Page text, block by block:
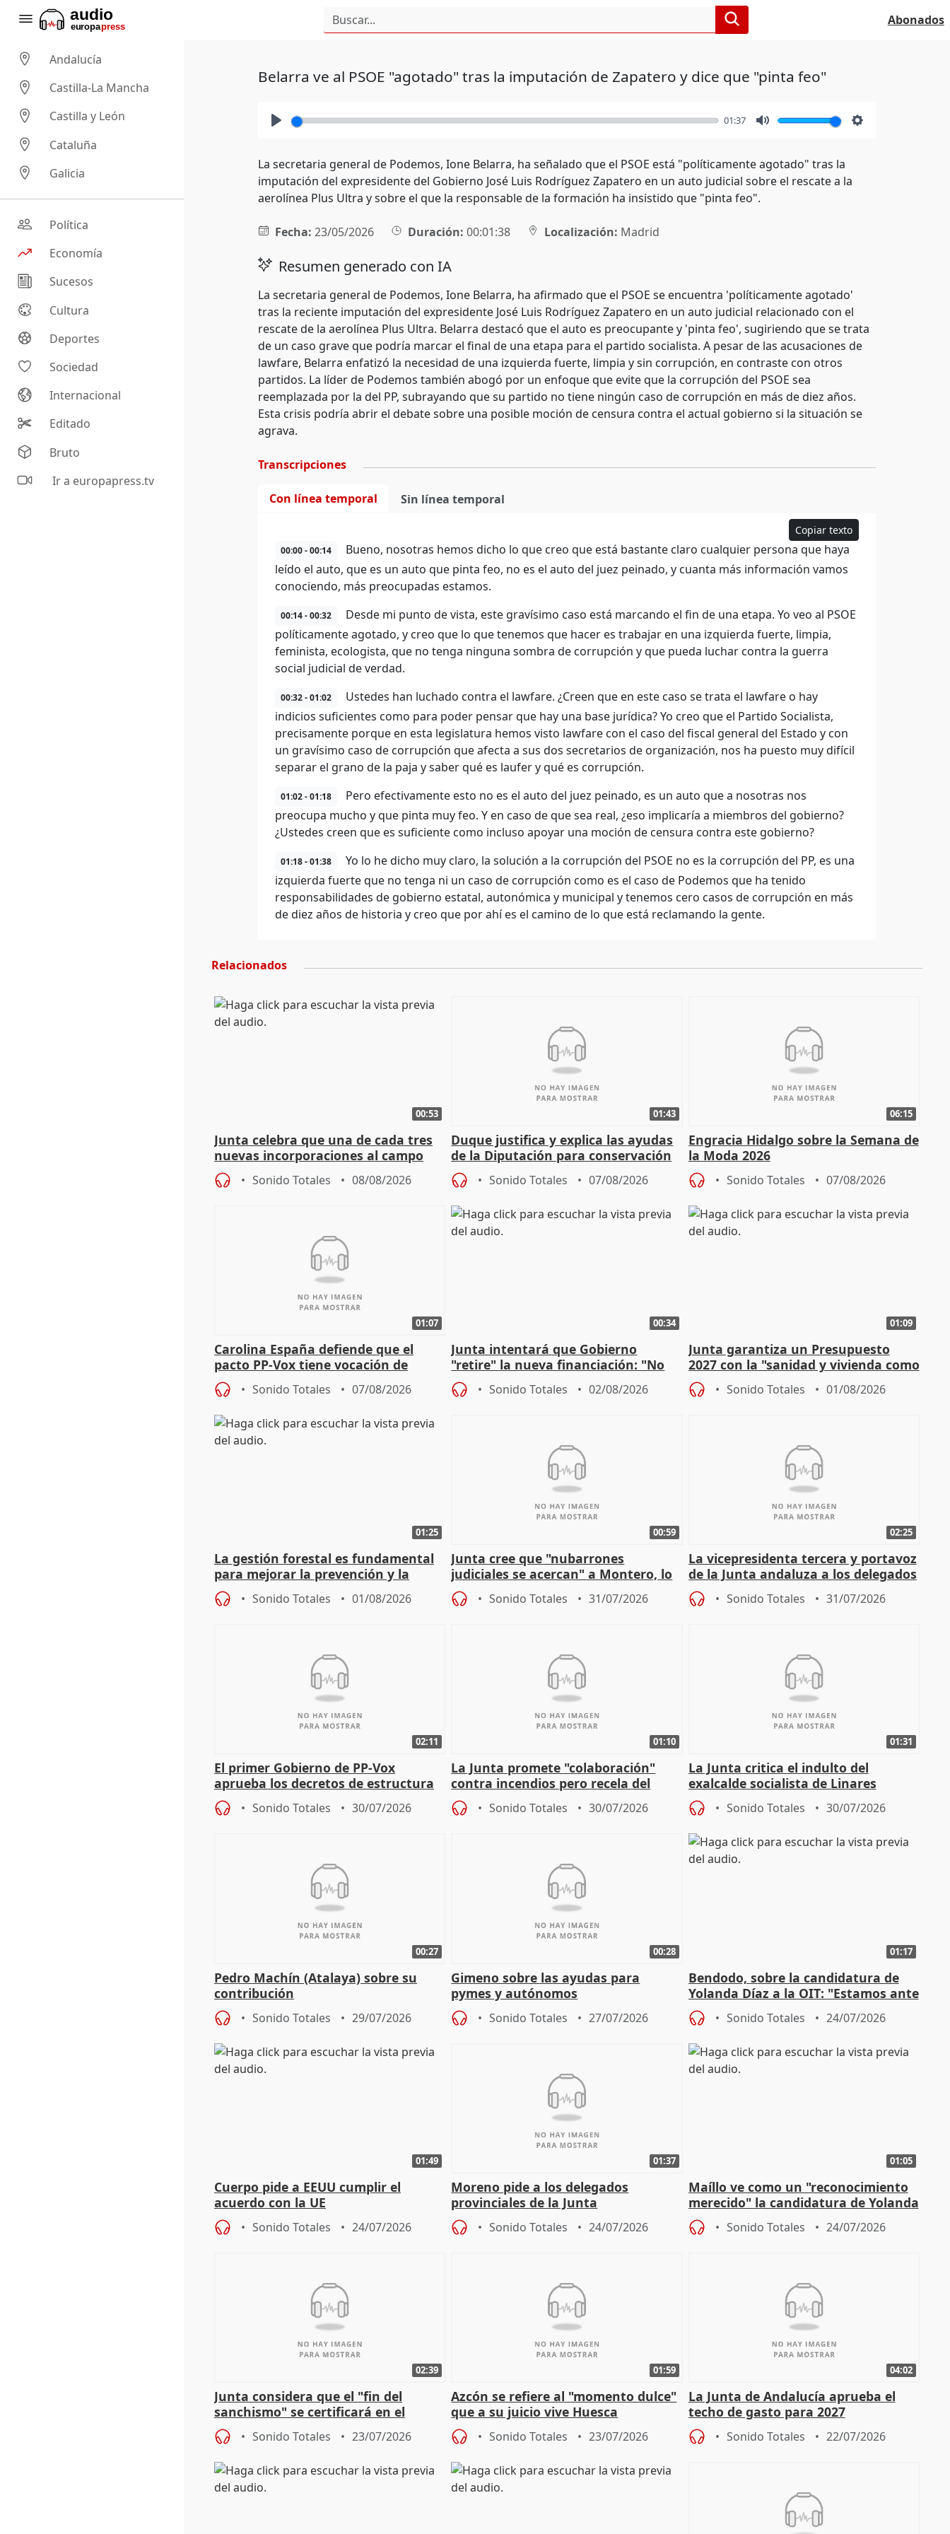
Abonados
Andalucía
Castilla-La Mancha
Castilla y León
Cataluña
Galicia
Política
Economía
Sucesos
Cultura
Deportes
Sociedad
Internacional
Editado
Bruto
Ir a europapress.tv
Belarra ve al PSOE "agotado" tras la imputación de Zapatero y dice que "pinta feo"
01:37
La secretaria general de Podemos, Ione Belarra, ha señalado que el PSOE está "políticamente agotado" tras la
imputación del expresidente del Gobierno José Luis Rodríguez Zapatero en un auto judicial sobre el rescate a la
aerolínea Plus Ultra y sobre el que la responsable de la formación ha insistido que "pinta feo".
Fecha: 23/05/2026 Duración: 00:01:38 Localización: Madrid
Resumen generado con IA
La secretaria general de Podemos, Ione Belarra, ha afirmado que el PSOE se encuentra 'políticamente agotado'
tras la reciente imputación del expresidente José Luis Rodríguez Zapatero en un auto judicial relacionado con el
rescate de la aerolínea Plus Ultra. Belarra destacó que el auto es preocupante y 'pinta feo', sugiriendo que se trata
de un caso grave que podría marcar el final de una etapa para el partido socialista. A pesar de las acusaciones de
lawfare, Belarra enfatizó la necesidad de una izquierda fuerte, limpia y sin corrupción, en contraste con otros
partidos. La líder de Podemos también abogó por un enfoque que evite que la corrupción del PSOE sea
reemplazada por la del PP, subrayando que su partido no tiene ningún caso de corrupción en más de diez años.
Esta crisis podría abrir el debate sobre una posible moción de censura contra el actual gobierno si la situación se
agrava.
Transcripciones
Con línea temporal Sin línea temporal
Copiar texto
00:00 - 00:14
Bueno, nosotras hemos dicho lo que creo que está bastante claro cualquier persona que haya
leído el auto, que es un auto que pinta feo, no es el auto del juez peinado, y cuanta más información vamos
conociendo, más preocupadas estamos.
00:14 - 00:32
Desde mi punto de vista, este gravísimo caso está marcando el fin de una etapa. Yo veo al PSOE
políticamente agotado, y creo que lo que tenemos que hacer es trabajar en una izquierda fuerte, limpia,
feminista, ecologista, que no tenga ninguna sombra de corrupción y que pueda luchar contra la guerra
social judicial de verdad.
00:32 - 01:02
Ustedes han luchado contra el lawfare. ¿Creen que en este caso se trata el lawfare o hay
indicios suficientes como para poder pensar que hay una base jurídica? Yo creo que el Partido Socialista,
precisamente porque en esta legislatura hemos visto lawfare con el caso del fiscal general del Estado y con
un gravísimo caso de corrupción que afecta a sus dos secretarios de organización, nos ha puesto muy difícil
separar el grano de la paja y saber qué es laufer y qué es corrupción.
01:02 - 01:18
Pero efectivamente esto no es el auto del juez peinado, es un auto que a nosotras nos
preocupa mucho y que pinta muy feo. Y en caso de que sea real, ¿eso implicaría a miembros del gobierno?
¿Ustedes creen que es suficiente como incluso apoyar una moción de censura contra este gobierno?
01:18 - 01:38
Yo lo he dicho muy claro, la solución a la corrupción del PSOE no es la corrupción del PP, es una
izquierda fuerte que no tenga ni un caso de corrupción como es el caso de Podemos que ha tenido
responsabilidades de gobierno estatal, autonómica y municipal y tenemos cero casos de corrupción en más
de diez años de historia y creo que por ahí es el camino de lo que está reclamando la gente.
Relacionados
00:53
Junta celebra que una de cada tres
nuevas incorporaciones al campo
andaluz son mujeres jóvenes
Sonido Totales 08/08/2026
01:43
Duque justifica y explica las ayudas
de la Diputación para conservación
del patrimonio
Sonido Totales 07/08/2026
06:15
Engracia Hidalgo sobre la Semana de
la Moda 2026
Sonido Totales 07/08/2026
01:07
Carolina España defiende que el
pacto PP-Vox tiene vocación de
"durar toda la legislatura"
Sonido Totales 07/08/2026
00:34
Junta intentará que Gobierno
"retire" la nueva financiación: "No
puede ser saqueo a las arcas"
Sonido Totales 02/08/2026
01:09
Junta garantiza un Presupuesto
2027 con la "sanidad y vivienda como
prioridades"
Sonido Totales 01/08/2026
01:25
La gestión forestal es fundamental
para mejorar la prevención y la
actuación frente a incendios
Sonido Totales 01/08/2026
00:59
Junta cree que "nubarrones
judiciales se acercan" a Montero, lo
que la lleva a estar en el "ruido pe
Sonido Totales 31/07/2026
02:25
La vicepresidenta tercera y portavoz
de la Junta andaluza a los delegados
territoriales en Málaga
Sonido Totales 31/07/2026
02:11
El primer Gobierno de PP-Vox
aprueba los decretos de estructura
de sus consejerías
Sonido Totales 30/07/2026
01:10
La Junta promete "colaboración"
contra incendios pero recela del
pacto de Estado de Sánchez
Sonido Totales 30/07/2026
01:31
La Junta critica el indulto del
exalcalde socialista de Linares
"condenado por corrupción"
Sonido Totales 30/07/2026
00:27
Pedro Machín (Atalaya) sobre su
contribución
Sonido Totales 29/07/2026
00:28
Gimeno sobre las ayudas para
pymes y autónomos
Sonido Totales 27/07/2026
01:17
Bendodo, sobre la candidatura de
Yolanda Díaz a la OIT: "Estamos ante
un plan de evacuación"
Sonido Totales 24/07/2026
01:49
Cuerpo pide a EEUU cumplir el
acuerdo con la UE
Sonido Totales 24/07/2026
01:37
Moreno pide a los delegados
provinciales de la Junta
"determinación para afrontar los
retos", diálog
Sonido Totales 24/07/2026
01:05
Maíllo ve como un "reconocimiento
merecido" la candidatura de Yolanda
Díaz a la OIT
Sonido Totales 24/07/2026
02:39
Junta considera que el "fin del
sanchismo" se certificará en el
Congreso con la "caída" del techo de
Sonido Totales 23/07/2026
01:59
Azcón se refiere al "momento dulce"
que a su juicio vive Huesca
Sonido Totales 23/07/2026
04:02
La Junta de Andalucía aprueba el
techo de gasto para 2027
Sonido Totales 22/07/2026